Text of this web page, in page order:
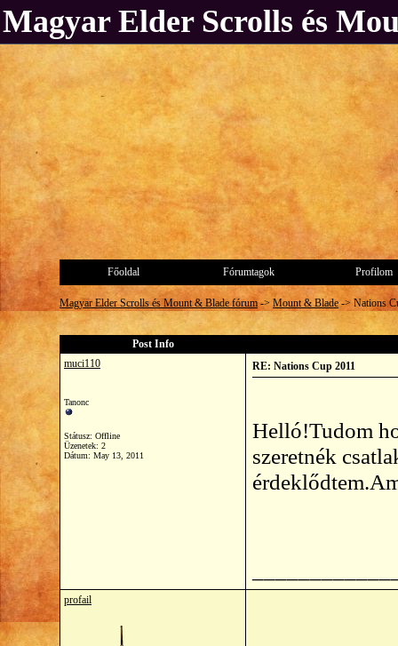
Magyar Elder Scrolls és
Főoldal Fórumtagok Profilom
Magyar Elder Scrolls és Mount & Blade fórum-> Mount & Blade -> Nations
Post Info
muci110
Tanonc
Státusz: Offline
Üzenetek: 2
Dátum: May 13, 2011
RE: Nations Cup 2011
Helló!Tudom
szeretnék
profail